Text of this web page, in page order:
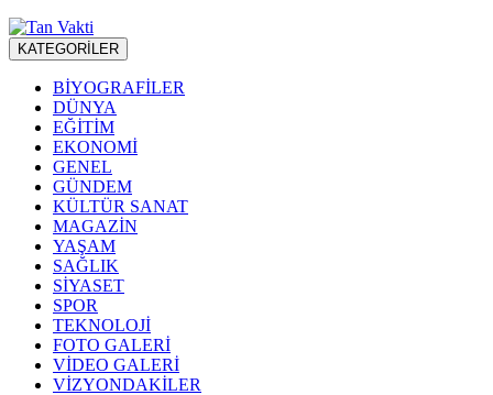
KATEGORİLER
BİYOGRAFİLER
DÜNYA
EĞİTİM
EKONOMİ
GENEL
GÜNDEM
KÜLTÜR SANAT
MAGAZİN
YAŞAM
SAĞLIK
SİYASET
SPOR
TEKNOLOJİ
FOTO GALERİ
VİDEO GALERİ
VİZYONDAKİLER